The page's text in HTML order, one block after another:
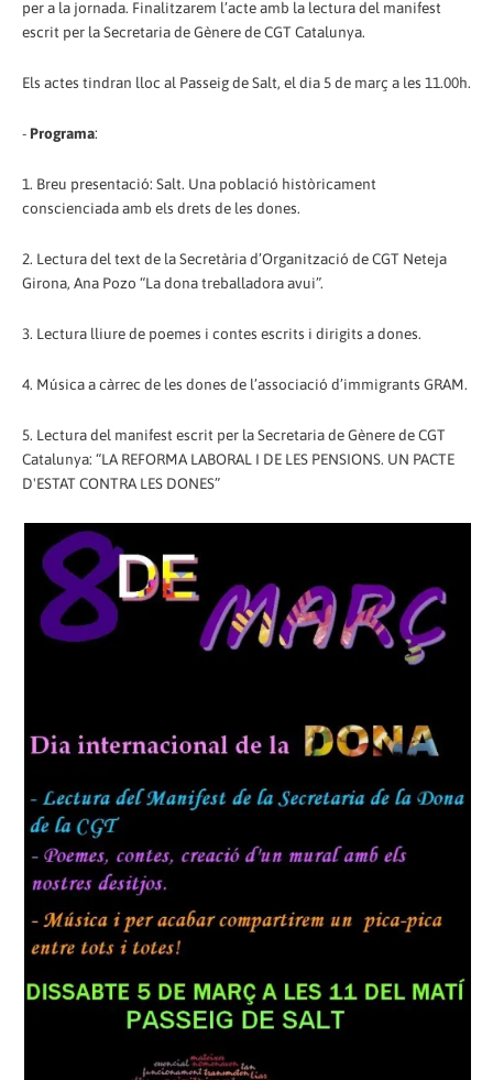
per a la jornada. Finalitzarem l’acte amb la lectura del manifest
escrit per la Secretaria de Gènere de CGT Catalunya.
Els actes tindran lloc al Passeig de Salt, el dia 5 de març a les 11.00h.
- Programa:
1. Breu presentació: Salt. Una població històricament
conscienciada amb els drets de les dones.
2. Lectura del text de la Secretària d’Organització de CGT Neteja
Girona, Ana Pozo “La dona treballadora avui”.
3. Lectura lliure de poemes i contes escrits i dirigits a dones.
4. Música a càrrec de les dones de l’associació d’immigrants GRAM.
5. Lectura del manifest escrit per la Secretaria de Gènere de CGT
Catalunya: “LA REFORMA LABORAL I DE LES PENSIONS. UN PACTE
D'ESTAT CONTRA LES DONES”